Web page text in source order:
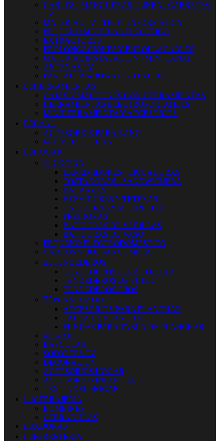
CABLES - MANGUERAS - LINEA - CARRETES -
TV
MATERIAL TV - TELF - INFORMATICA
PEQUEÑO MATERIAL ELECTRICO
EXTRACTORES
PROLONGACIONES Y ENROLLACABLES
MATERIAL INSTALACIÓN - MINI CANAL
ANTENAS TV
PANTALLAS-DOWNLIGHTS LED
 HERRAMIENTAS
CAJAS Y MALETINES CON HERRAMIENTAS
HERRAMIENTAS ELECTROPORTATILES
MINIHERRAMIENTA Y ACCESORIOS
 BAÑO
ACCESORIOS PARA BAÑO
MUEBLES DE BAÑO
 HOGAR
 COCINA
EXPRIMIDORES - LICUADORAS
TOSTADORAS - SANDWICHERA
BALANZAS
HERVIDORES Y TETERAS
CAFETERAS Y MOLINILLOS
FREIDORAS
BATIDORAS DE VARILLAS
BATIDORAS DE VASO
PEQUEÑO ELECTRODOMESTICO
CARROS Y BOLSAS COMPRA
 TENDEDEROS
TENDEDEROS PARA COLGAR
TENDEDEROS DE SUELO
TENDEDEROS FIJOS
 PLANCHADO
ACCESORIOS PARA PLANCHAR
TABLA DE PLANCHAR
FUNDAS PARA TABLA DE PLANCHAR
MENAJE
BASCULAS
SOPORTES TV
DECORACION
ACCESORIOS HOGAR
ACCESORIOS INFANTILES
TEXTIL DEL HOGAR
 CERRAJERIA
BOMBINES
CERRADURAS
LIJADORAS
 FERRETERIA